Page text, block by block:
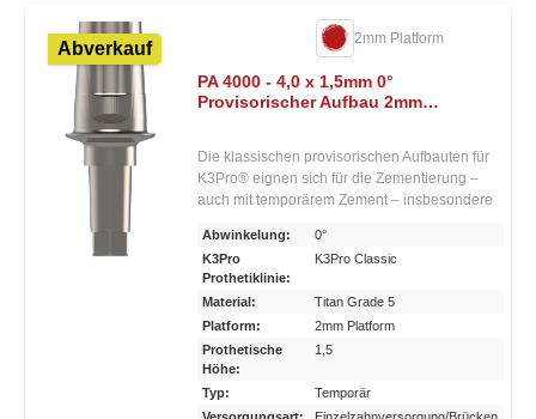
Abverkauf
PA 4000 - 4,0 x 1,5mm 0°
Provisorischer Aufbau 2mm
2mm Platform
Die klassischen provisorischen Aufbauten für
K3Pro® eignen sich für die Zementierung –
auch mit temporärem Zement – insbesondere
individuell nachpräpariert werden. Die
Gingivahöhe beträgt 1,5 Millimeter. Es ist
auch anguliert um bis zu 15 Grad erhältlich.
Es besteht kein konischer Kraftschluss zum
Implantat zwecks leichterer
Aufbaumanipulation und Entlastung des
einheilenden Implantats. Der Aufbau sitzt im
Sechskant und auf der Implantatschulter und
wird mit der Halteschraube fixiert.
Abwinkelung:
0°
K3Pro
Prothetiklinie:
K3Pro Classic
Material:
Titan Grade 5
Platform:
2mm Platform
Prothetische
Höhe:
1,5
Typ:
Temporär